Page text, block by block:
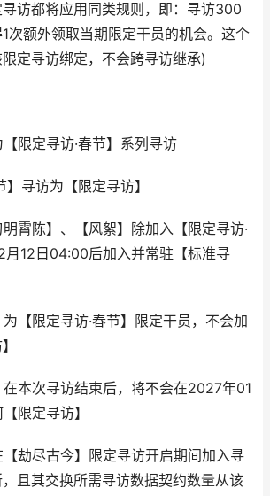
寻访都将应用同类规则，即：寻访300
次额外领取当期限定干员的机会。这个
定寻访绑定，不会跨寻访继承)
限定寻访·春节】系列寻访
寻访为【限定寻访】
霄陈】、【风絮】除加入【限定寻访·
月12日04:00后加入并常驻【标准寻
【限定寻访·春节】限定干员，不会加
本次寻访结束后，将不会在2027年01
限定寻访】
劫尽古今】限定寻访开启期间加入寻
且其交换所需寻访数据契约数量从该